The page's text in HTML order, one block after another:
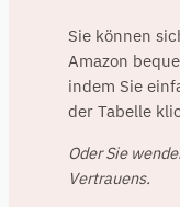
Sie können
Amazon
indem Sie
der Tabelle
Oder Sie
Vertrauens.